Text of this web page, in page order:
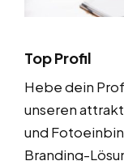
Top Profil
Hebe dein
unseren
und
Branding-